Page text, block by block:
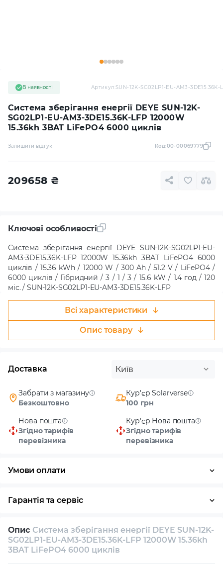
Система зберігання енергії DEYE SUN-12K-
SG02LP1-EU-AM3-3DE15.36K-LFP 12000W
15.36kh 3BAT LiFePO4 6000 циклів
В наявності Артикул:SUN-12K-SG02LP1-EU-AM3-3DE15.36K-
Залишити відгук Код:00-00069779
209658 ₴
Ключові особливості
Система зберігання енергії DEYE SUN-12K-SG02LP1-EU-
AM3-3DE15.36K-LFP 12000W 15.36kh 3BAT LiFePO4 6000
циклів / 15.36 kWh / 12000 W / 300 Ah / 51.2 V / LiFePO4 /
6000 циклів / Гібридний / 3 / 1 / 3 / 15.6 kW / 1.4 год / 120
міс. / SUN-12K-SG02LP1-EU-AM3-3DE15.36K-LFP
Всі характеристики
Опис товару
Доставка Київ
Забрати з магазину
Безкоштовно
Кур'єр Solarverse
100 грн
Нова пошта
Згідно тарифів
перевізника
Кур'єр Нова пошта
Згідно тарифів
перевізника
Умови оплати
Гарантія та сервіс
Власний сервісний центр Технічна підтримка
Консультація
Опис Система зберігання енергії DEYE SUN-12K-
SG02LP1-EU-AM3-3DE15.36K-LFP 12000W 15.36kh
3BAT LiFePO4 6000 циклів